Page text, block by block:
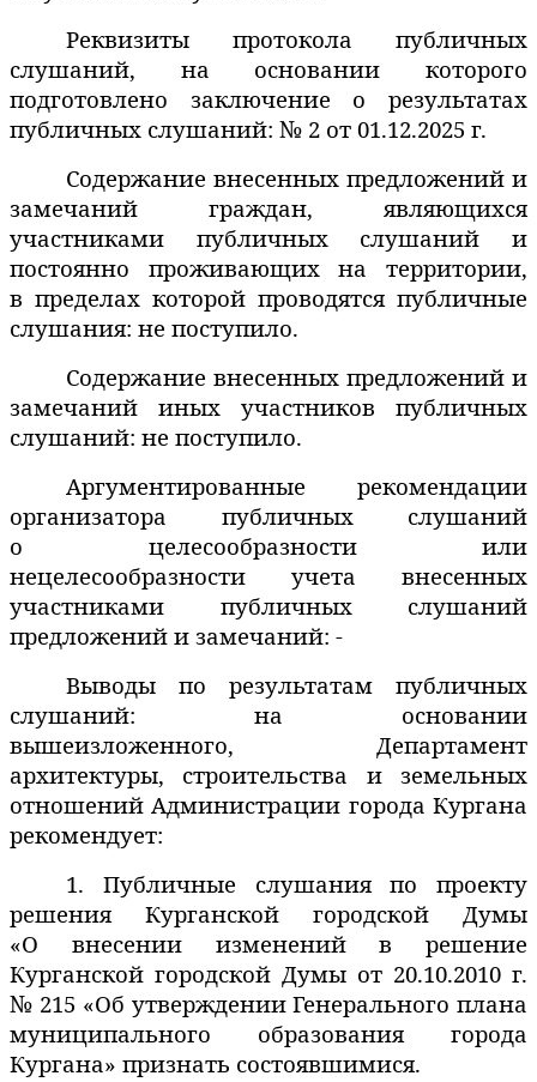
Реквизиты протокола публичных
слушаний, на основании которого
подготовлено заключение о результатах
публичных слушаний: № 2 от 01.12.2025 г.
Содержание внесенных предложений и
замечаний граждан, являющихся
участниками публичных слушаний и
постоянно проживающих на территории,
в пределах которой проводятся публичные
слушания: не поступило.
Содержание внесенных предложений и
замечаний иных участников публичных
слушаний: не поступило.
Аргументированные рекомендации
организатора публичных слушаний
о целесообразности или
нецелесообразности учета внесенных
участниками
публичных слушаний
предложений и замечаний: -
Выводы по результатам публичных
слушаний: на основании
вышеизложенного, Департамент
архитектуры, строительства и земельных
отношений Администрации города Кургана
рекомендует:
1. Публичные слушания по проекту
решения Курганской городской Думы
«О внесении изменений в решение
Курганской городской Думы от 20.10.2010 г.
№ 215 «Об утверждении Генерального плана
муниципального образования города
Кургана» признать состоявшимися.